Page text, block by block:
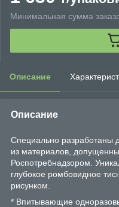
Минимальная сумма
Описание
Описание
Специально разработаны
из материалов,
Роспотребнадзором.
глубокое ромбовидное
рисунком.
* Впитывающие